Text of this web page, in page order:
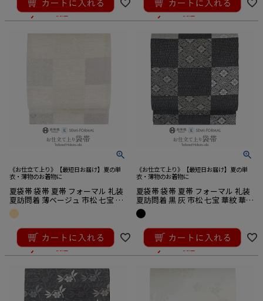
47,520税込 35,640税込
《お仕立て上り》【最短日お届け】夏の単
衣・薄物のお着物に
夏袋帯 袋帯 夏帯 フォーマル 礼装
夏訪問着 薄ベージュ 市松 七宝 華
紋 華翔苑 藤本仁織物 西陣織 仕立
て上がり 新品
39,600のところ
35,640税込
《お仕立て上り》【最短日お届け】夏の単
衣・薄物のお着物に
夏袋帯 袋帯 夏帯 フォーマル 礼装
夏訪問着 黒 灰 市松 七宝 華紋 華翔
苑 藤本仁織物 西陣織 仕立て上が
り 新品
39,600のところ
35,640税込